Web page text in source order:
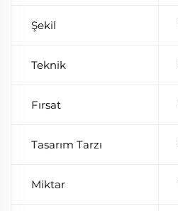
Şekil
Teknik
Fırsat
Tasarım Tarzı
Miktar